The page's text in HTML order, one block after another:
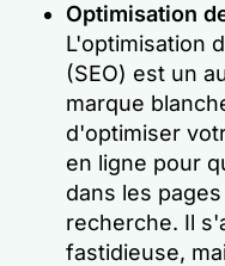
Optimisation
L'optimisation
(SEO) est un
marque
d'optimiser
en ligne pour
dans les
recherche. Il
fastidieuse,